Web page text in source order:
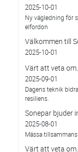
2025-10-01
Ny vägledning för
elfordon
Välkommen till
2025-10-01
Värt att veta
2025-09-01
Dagens teknik
resiliens.
Sonepar bjuder
2025-08-01
Mässa
Värt att veta